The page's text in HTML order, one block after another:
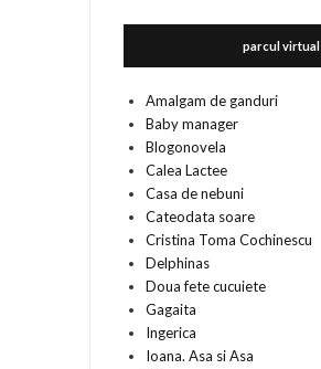
parcul virtual
Amalgam de ganduri
Baby manager
Blogonovela
Calea Lactee
Casa de nebuni
Cateodata soare
Cristina Toma Cochinescu
Delphinas
Doua fete cucuiete
Gagaita
Ingerica
Ioana. Asa si Asa